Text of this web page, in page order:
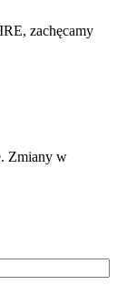
zachęcamy
Zmiany w